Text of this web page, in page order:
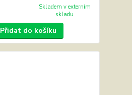
Skladem v externím
skladu
Přidat do košíku